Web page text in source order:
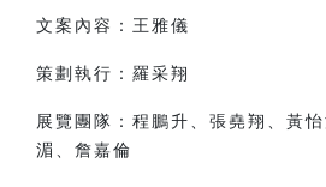
文案內容：王雅儀
策劃執行：羅采翔
展覽團隊：程鵬升、張堯翔、黃
湄、詹嘉倫